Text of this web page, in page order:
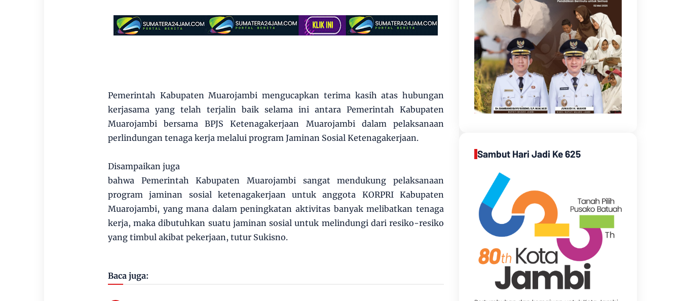
Pemerintah Kabupaten Muarojambi mengucapkan terima kasih atas hubungan
kerjasama yang telah terjalin baik selama ini antara Pemerintah Kabupaten
Muarojambi bersama BPJS Ketenagakerjaan Muarojambi dalam pelaksanaan
perlindungan tenaga kerja melalui program Jaminan Sosial Ketenagakerjaan.
Disampaikan juga
bahwa Pemerintah Kabupaten Muarojambi sangat mendukung pelaksanaan
program jaminan sosial ketenagakerjaan untuk anggota KORPRI Kabupaten
Muarojambi, yang mana dalam peningkatan aktivitas banyak melibatkan tenaga
kerja, maka dibutuhkan suatu jaminan sosial untuk melindungi dari resiko-resiko
yang timbul akibat pekerjaan, tutur Sukisno.
Baca juga:
Sambut Hari Jadi Ke 625